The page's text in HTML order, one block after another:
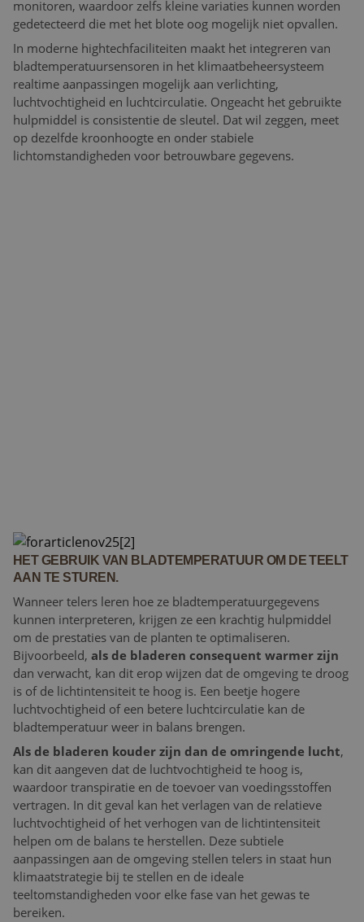
monitoren, waardoor zelfs kleine variaties kunnen worden
gedetecteerd die met het blote oog mogelijk niet opvallen.
In moderne hightechfaciliteiten maakt het integreren van
bladtemperatuursensoren in het klimaatbeheersysteem
realtime aanpassingen mogelijk aan verlichting,
luchtvochtigheid en luchtcirculatie. Ongeacht het gebruikte
hulpmiddel is consistentie de sleutel. Dat wil zeggen, meet
op dezelfde kroonhoogte en onder stabiele
lichtomstandigheden voor betrouwbare gegevens.
HET GEBRUIK VAN BLADTEMPERATUUR OM DE TEELT
AAN TE STUREN.
Wanneer telers leren hoe ze bladtemperatuurgegevens
kunnen interpreteren, krijgen ze een krachtig hulpmiddel
om de prestaties van de planten te optimaliseren.
Bijvoorbeeld, als de bladeren consequent warmer zijn
dan verwacht, kan dit erop wijzen dat de omgeving te droog
is of de lichtintensiteit te hoog is. Een beetje hogere
luchtvochtigheid of een betere luchtcirculatie kan de
bladtemperatuur weer in balans brengen.
Als de bladeren kouder zijn dan de omringende lucht,
kan dit aangeven dat de luchtvochtigheid te hoog is,
waardoor transpiratie en de toevoer van voedingsstoffen
vertragen. In dit geval kan het verlagen van de relatieve
luchtvochtigheid of het verhogen van de lichtintensiteit
helpen om de balans te herstellen. Deze subtiele
aanpassingen aan de omgeving stellen telers in staat hun
klimaatstrategie bij te stellen en de ideale
teeltomstandigheden voor elke fase van het gewas te
bereiken.